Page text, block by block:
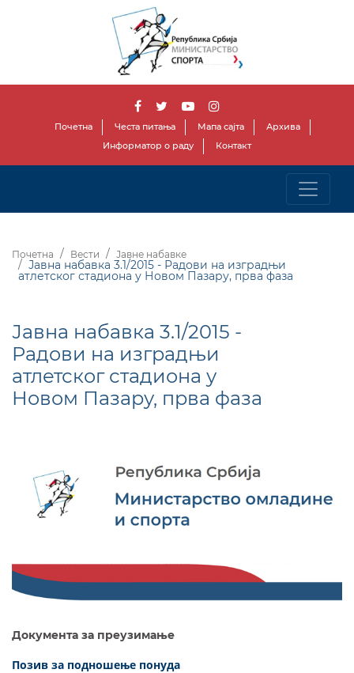
Почетна Честа питања Мапа сајта
Архива
Информатор о раду
Контакт
Почетна Вести Јавне набавке
Јавна набавка 3.1/2015 - Радови на изградњи
атлетског стадиона у Новом Пазару, прва фаза
Јавна набавка 3.1/2015 -
Радови на изградњи
атлетског стадиона у
Новом Пазару, прва фаза
Документа за преузимање
Позив за подношење понуда